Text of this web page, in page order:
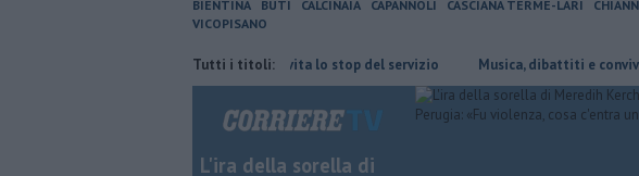
BIENTINA BUTI CALCINAIA CAPANNOLI CASCIANA TERME-LARI
VICOPISANO
Tutti i titoli:
Bus, la Provincia evita lo stop del servizio Musica, dibattiti e convivialità,
L'ira della sorella di